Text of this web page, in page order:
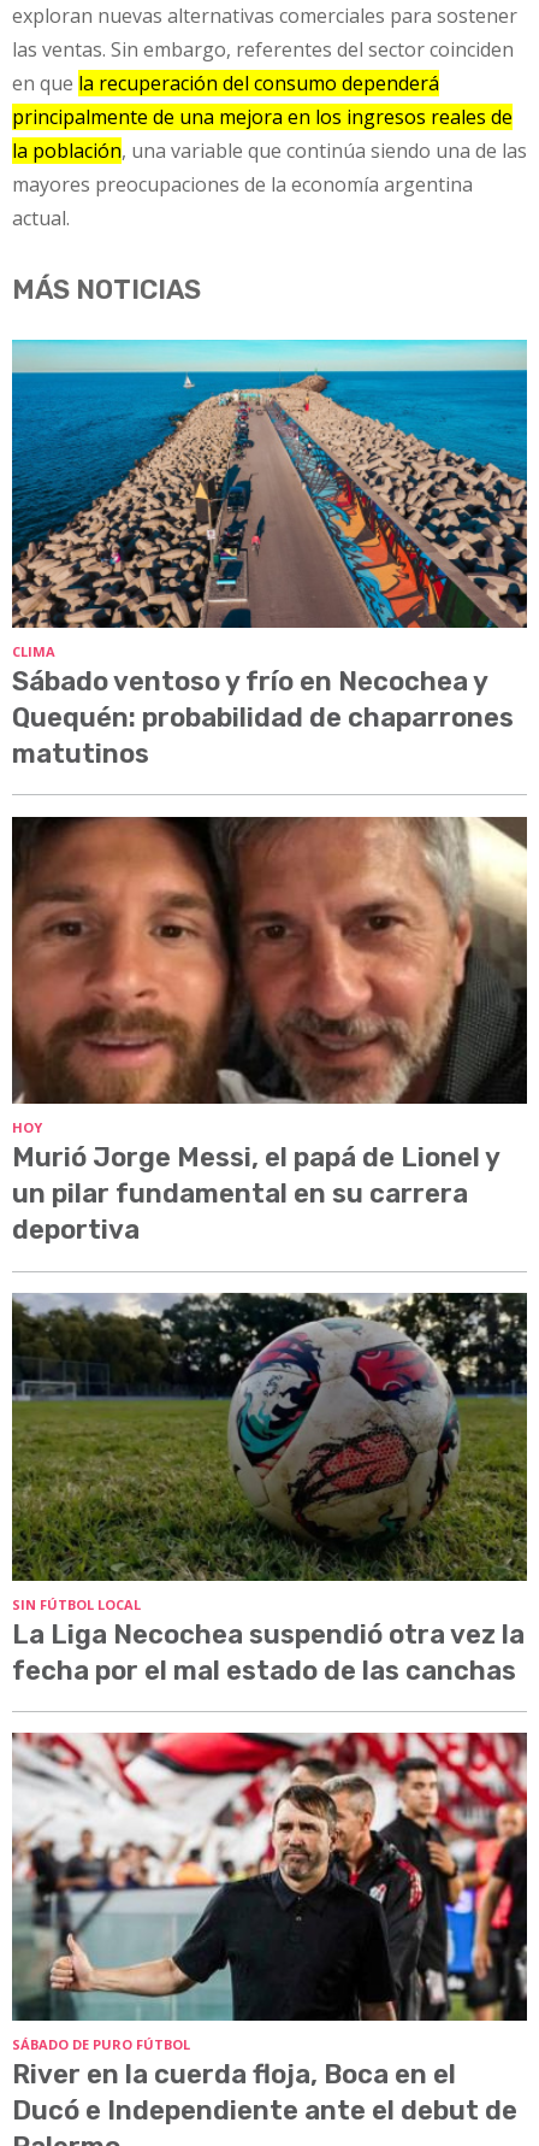
exploran nuevas alternativas comerciales para sostener
las ventas. Sin embargo, referentes del sector coinciden
en que la recuperación del consumo dependerá
principalmente de una mejora en los ingresos reales de
la población, una variable que continúa siendo una de las
mayores preocupaciones de la economía argentina
actual.
MÁS NOTICIAS
CLIMA
Sábado ventoso y frío en Necochea y
Quequén: probabilidad de chaparrones
matutinos
HOY
Murió Jorge Messi, el papá de Lionel y
un pilar fundamental en su carrera
deportiva
SIN FÚTBOL LOCAL
La Liga Necochea suspendió otra vez la
fecha por el mal estado de las canchas
SÁBADO DE PURO FÚTBOL
River en la cuerda floja, Boca en el
Ducó e Independiente ante el debut de